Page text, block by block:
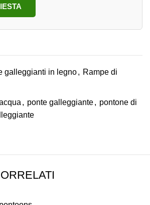
galleggianti in legno, Rampe di
, ponte galleggiante, pontone di